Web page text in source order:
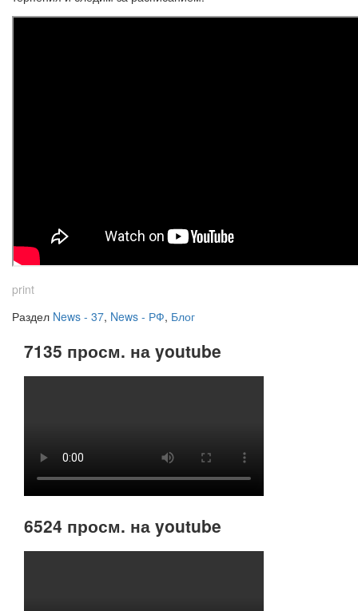
print
Раздел News - 37, News - РФ, Блог
7135 просм. на youtube
6524 просм. на youtube